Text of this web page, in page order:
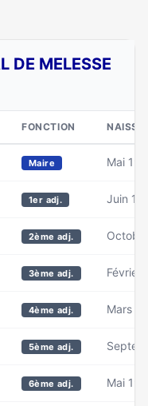
DE MELESSE
FONCTION
Maire Mai
1er adj. Juin
2ème adj.
3ème adj. Février
4ème adj. Mars
5ème adj.
6ème adj. Mai